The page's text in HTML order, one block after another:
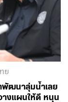
ย
พัฒนาลุ่มน้ำเลย
งแผนให้ดี หนุน